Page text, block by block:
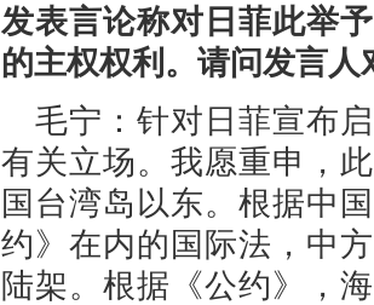
发表言论称对日菲此举
的主权权利。请问发言人
毛宁：针对日菲宣布
有关立场。我愿重申，
国台湾岛以东。根据中
约》在内的国际法，中
陆架。根据《公约》，